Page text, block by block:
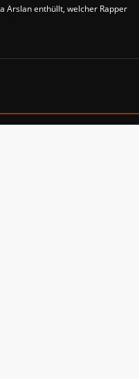
Arslan enthüllt, welcher Rapper